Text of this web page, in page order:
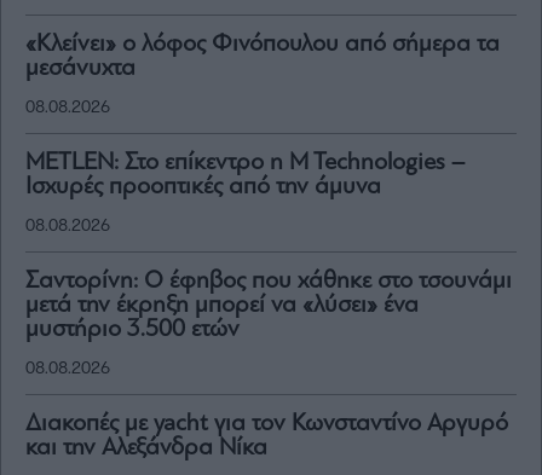
«Κλείνει» ο λόφος Φινόπουλου από σήμερα τα
μεσάνυχτα
08.08.2026
METLEN: Στο επίκεντρο η M Technologies –
Ισχυρές προοπτικές από την άμυνα
08.08.2026
Σαντορίνη: Ο έφηβος που χάθηκε στο τσουνάμι
μετά την έκρηξη μπορεί να «λύσει» ένα
μυστήριο 3.500 ετών
08.08.2026
Διακοπές με yacht για τον Κωνσταντίνο Αργυρό
και την Αλεξάνδρα Νίκα